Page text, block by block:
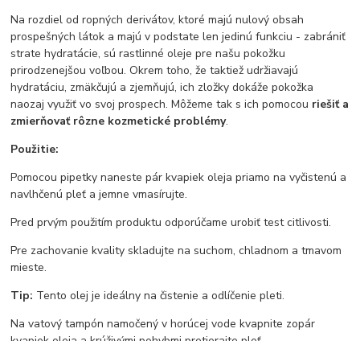
Na rozdiel od ropných derivátov, ktoré majú nulový obsah
prospešných látok a majú v podstate len jedinú funkciu - zabrániť
strate hydratácie, sú rastlinné oleje pre našu pokožku
prirodzenejšou voľbou. Okrem toho, že taktiež udržiavajú
hydratáciu, zmäkčujú a zjemňujú, ich zložky dokáže pokožka
naozaj využiť vo svoj prospech. Môžeme tak s ich pomocou riešiť a
zmierňovať rôzne kozmetické problémy.
Použitie:
Pomocou pipetky naneste pár kvapiek oleja priamo na vyčistenú a
navlhčenú pleť a jemne vmasírujte.
Pred prvým použitím produktu odporúčame urobiť test citlivosti.
Pre zachovanie kvality skladujte na suchom, chladnom a tmavom
mieste.
Tip: Tento olej je ideálny na čistenie a odlíčenie pleti.
Na vatový tampón namočený v horúcej vode kvapnite zopár